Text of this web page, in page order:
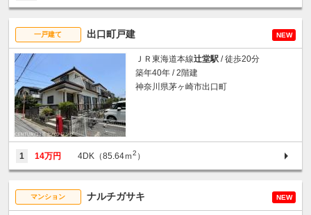
一戸建て 出口町戸建 NEW
ＪＲ東海道本線辻堂駅 / 徒歩20分
築年40年 / 2階建
神奈川県茅ヶ崎市出口町
1 14万円 4DK（85.64ｍ2 ）
マンション ナルチガサキ NEW